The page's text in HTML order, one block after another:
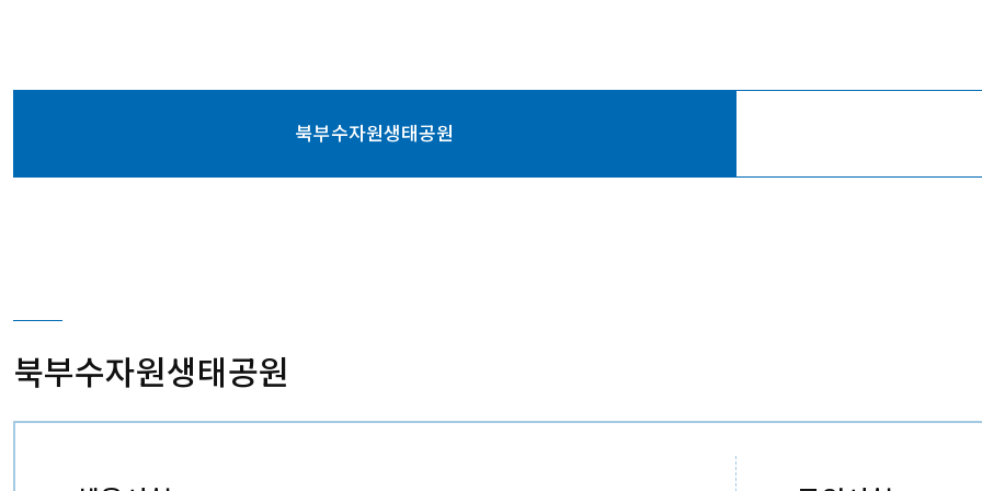
북부수자원생태공원
북부수자원생태공원